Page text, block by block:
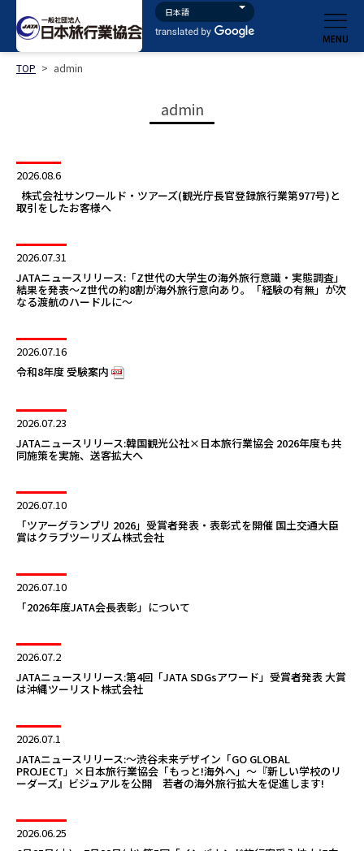
TOP > admin
admin
2026.08.6
株式会社サンワールド・ツアーズ(観光庁長官登録旅行業第977号)と
取引をしたお客様へ
2026.07.31
JATAニュースリリース:「Z世代の大学生の海外旅行意識・実態調査」
結果を発表〜Z世代の約8割が海外旅行意向あり。「経験の有無」が次
なる渡航のハードルに〜
2026.07.16
令和8年度 受験案内
2026.07.23
JATAニュースリリース:韓国観光公社×日本旅行業協会 2026年度も共
同施策を実施、送客拡大へ
2026.07.10
「ツアーグランプリ 2026」受賞者発表・表彰式を開催 国土交通大臣
賞はクラブツーリズム株式会社
2026.07.10
「2026年度JATA会長表彰」について
2026.07.2
JATAニュースリリース:第4回「JATA SDGsアワード」受賞者発表 大賞
は沖縄ツーリスト株式会社
2026.07.1
JATAニュースリリース:～渋谷未来デザイン「GO GLOBAL
PROJECT」×日本旅行業協会「もっと!海外へ」～『新しい学校のリ
ーダーズ』ビジュアルを公開 若者の海外旅行拡大を促進します!
2026.06.25